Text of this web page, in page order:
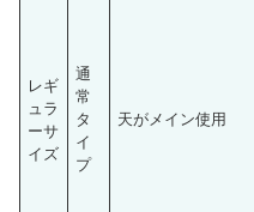
レギ
ュラ
ーサ
イズ
通
常
タ
イ
プ
天がメイン使用